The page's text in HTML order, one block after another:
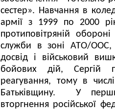
сестер». Навчання в
армії з 1999 по 2000
протиповітряній
служби в зоні АТО/
досвід і військовий
бойових дій, Сергій
реагування, тому в
Батьківщину. У
вторгнення російської